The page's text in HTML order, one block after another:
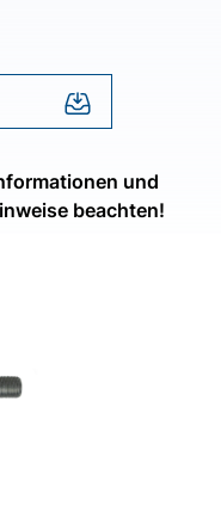
und
beachten!